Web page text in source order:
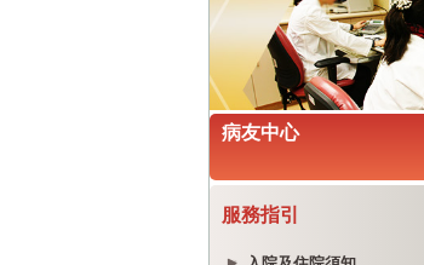
病友中心
服務指引